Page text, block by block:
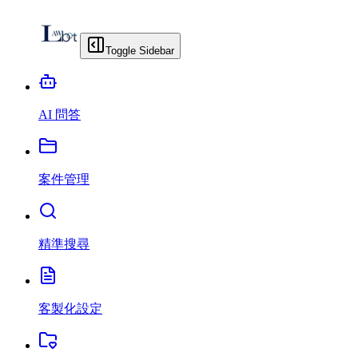
Toggle Sidebar
AI 問答
案件管理
精準搜尋
客製化設定